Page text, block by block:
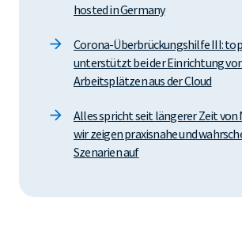
hosted in Germany
Corona-Überbrückungshilfe III:
unterstützt bei der Einrichtung
Arbeitsplätzen aus der Cloud
Alles spricht seit längerer Zeit von
wir zeigen praxisnahe und
Szenarien auf